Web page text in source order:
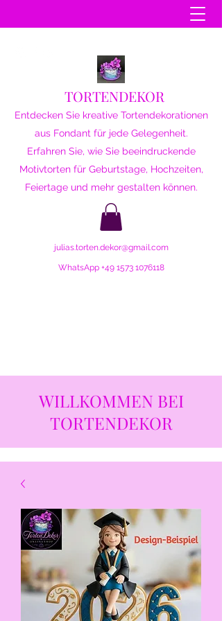
TORTENDEKOR
Entdecken Sie kreative Tortendekorationen
aus Fondant für jede Gelegenheit.
Erfahren Sie, wie Sie beeindruckende
Motivtorten für Geburtstage, Hochzeiten,
Feiertage und mehr gestalten können.
julias.torten.dekor@gmail.com
WhatsApp +49 1573 1076118
WILLKOMMEN BEI
TORTENDEKOR